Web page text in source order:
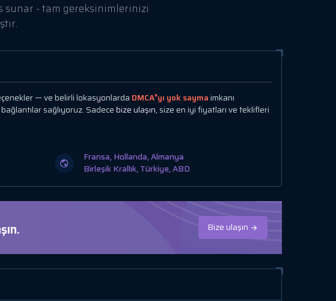
sunar - tam gereksinimlerinizi
— ve belirli lokasyonlarda DMCA❜yı yok saymaimkanı
bağlantılar sağlıyoruz. Sadecebize ulaşın, size en iyi fiyatları ve teklifleri
Fransa, Hollanda, Almanya
Birleşik Krallık, Türkiye, ABD
Bize ulaşın